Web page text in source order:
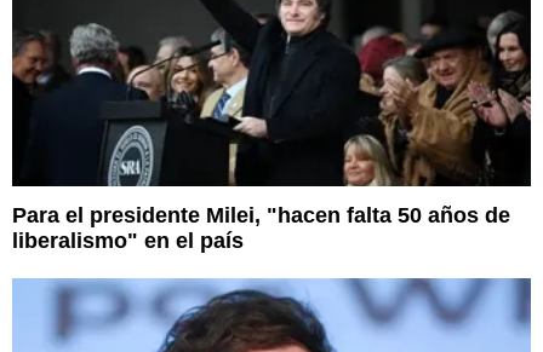
Para el presidente Milei, "hacen falta 50 años de
liberalismo" en el país